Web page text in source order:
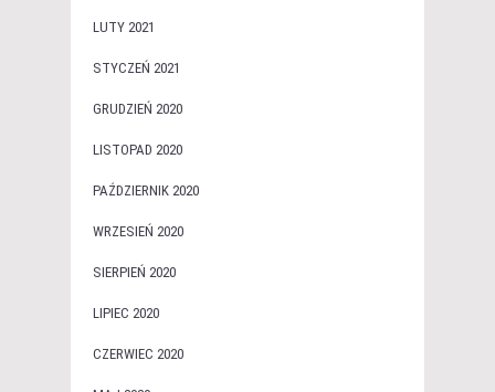
LUTY 2021
STYCZEŃ 2021
GRUDZIEŃ 2020
LISTOPAD 2020
PAŹDZIERNIK 2020
WRZESIEŃ 2020
SIERPIEŃ 2020
LIPIEC 2020
CZERWIEC 2020